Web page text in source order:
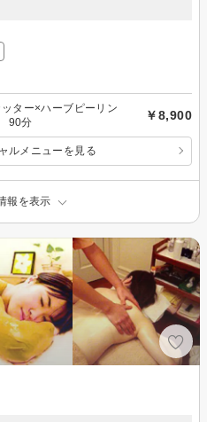
ター×ハーブピーリン
90分
￥8,900
ルメニューを見る
報を表示